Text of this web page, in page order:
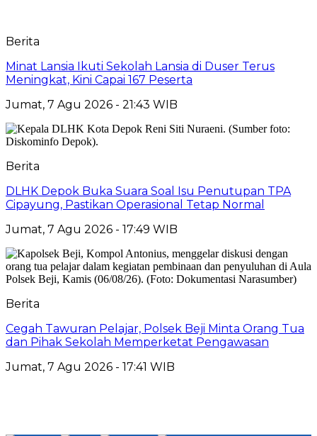
Berita
Minat Lansia Ikuti Sekolah Lansia di Duser Terus
Meningkat, Kini Capai 167 Peserta
Jumat, 7 Agu 2026 - 21:43 WIB
Berita
DLHK Depok Buka Suara Soal Isu Penutupan TPA
Cipayung, Pastikan Operasional Tetap Normal
Jumat, 7 Agu 2026 - 17:49 WIB
Berita
Cegah Tawuran Pelajar, Polsek Beji Minta Orang Tua
dan Pihak Sekolah Memperketat Pengawasan
Jumat, 7 Agu 2026 - 17:41 WIB